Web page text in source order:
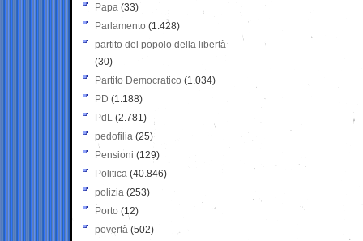
Papa (33)
Parlamento (1.428)
partito del popolo della libertà
(30)
Partito Democratico (1.034)
PD (1.188)
PdL (2.781)
pedofilia (25)
Pensioni (129)
Politica (40.846)
polizia (253)
Porto (12)
povertà (502)